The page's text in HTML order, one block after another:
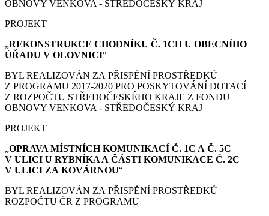
OBNOVY VENKOVA - STŘEDOČESKÝ KRAJ
PROJEKT
„REKONSTRUKCE CHODNÍKU Č. 1CH U OBECNÍHO
ÚŘADU V OLOVNICI“
BYL REALIZOVÁN ZA PŘISPĚNÍ PROSTŘEDKŮ
Z PROGRAMU 2017-2020 PRO POSKYTOVÁNÍ DOTACÍ
Z ROZPOČTU STŘEDOČESKÉHO KRAJE Z FONDU
OBNOVY VENKOVA - STŘEDOČESKÝ KRAJ
PROJEKT
„OPRAVA MÍSTNÍCH KOMUNIKACÍ Č. 1C A Č. 5C
V ULICI U RYBNÍKA A ČÁSTI KOMUNIKACE Č. 2C
V ULICI ZA KOVÁRNOU“
BYL REALIZOVÁN ZA PŘISPĚNÍ PROSTŘEDKŮ
ROZPOČTU ČR Z PROGRAMU